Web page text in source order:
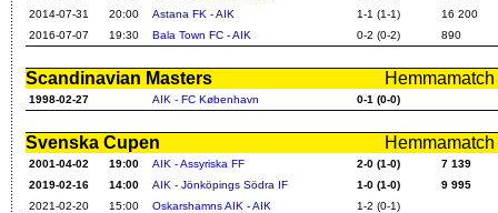
2014-07-31
20:00 Astana FK - AIK 1-1 (1-1)
16 200
2016-07-07
19:30 Bala Town FC - AIK 0-2 (0-2) 890
Scandinavian Masters
1998-02-27 AIK - FC København 0-1 (0-0)
Svenska Cupen
2001-04-02 19:00 AIK - Assyriska FF 2-0 (1-0)
7 139
2019-02-16
14:00 AIK - Jönköpings Södra IF 1-0 (1-0)
9 995
2021-02-20
15:00 Oskarshamns AIK - AIK 1-2 (0-1)